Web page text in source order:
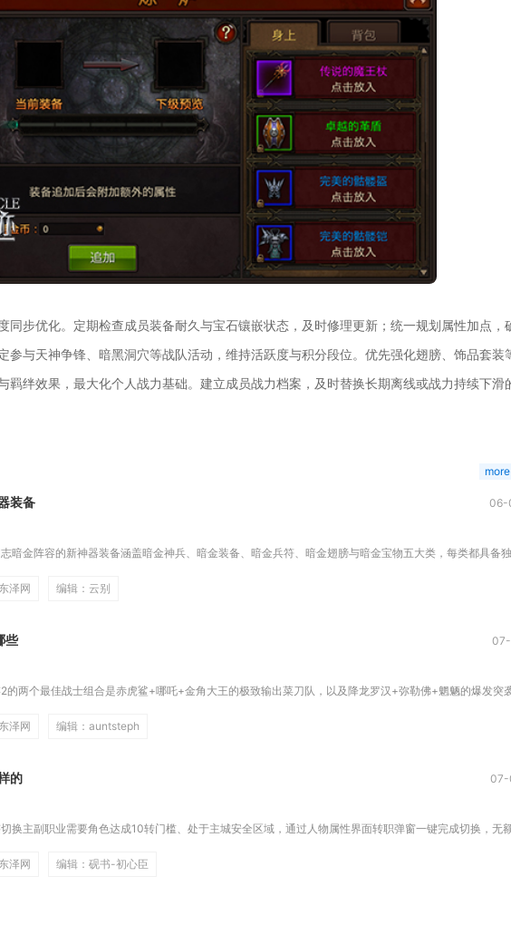
同步优化。定期检查成员装备耐久与宝石镶嵌状态，及时修理更新；统一规划属性加点，
参与天神争锋、暗黑洞穴等战队活动，维持活跃度与积分段位。优先强化翅膀、饰品套装
羁绊效果，最大化个人战力基础。建立成员战力档案，及时替换长期离线或战力持续下滑
装备 06-
暗金阵容的新神器装备涵盖暗金神兵、暗金装备、暗金兵符、暗金翅膀与暗金宝物五大类，每类都具备独
泽网 编辑：云别
些
的两个最佳战士组合是赤虎鲨+哪吒+金角大王的极致输出菜刀队，以及降龙罗汉+弥勒佛+魍魉的爆发突
泽网 编辑：auntsteph
的 07-
换主副职业需要角色达成10转门槛、处于主城安全区域，通过人物属性界面转职弹窗一键完成切换，无
泽网 编辑：砚书-初心臣